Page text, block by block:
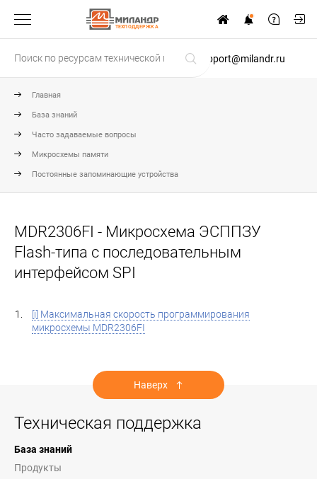
ТЕХПОДДЕРЖКА
support@milandr.ru
Главная
База знаний
Часто задаваемые вопросы
Микросхемы памяти
Постоянные запоминающие устройства
MDR2306FI - Микросхема ЭСППЗУ
Flash-типа с последовательным
интерфейсом SPI
[i] Максимальная скорость программирования
микросхемы MDR2306FI
Наверх
Техническая поддержка
База знаний
Продукты